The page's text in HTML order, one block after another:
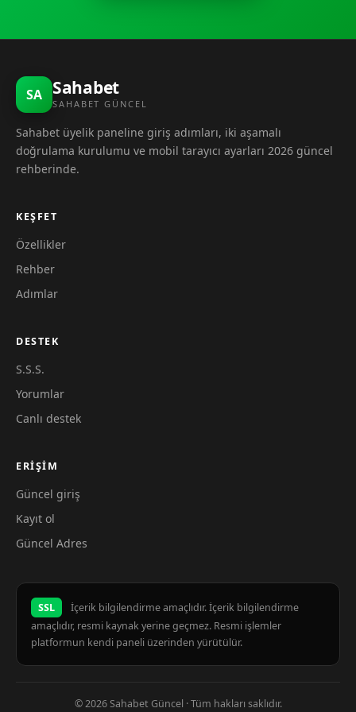
SA Sahabet
SAHABET GÜNCEL
Sahabet üyelik paneline giriş adımları, iki aşamalı
doğrulama kurulumu ve mobil tarayıcı ayarları 2026 güncel
rehberinde.
KEŞFET
Özellikler
Rehber
Adımlar
DESTEK
S.S.S.
Yorumlar
Canlı destek
ERIŞIM
Güncel giriş
Kayıt ol
Güncel Adres
SSL
İçerik bilgilendirme amaçlıdır. İçerik bilgilendirme
amaçlıdır, resmi kaynak yerine geçmez. Resmi işlemler
platformun kendi paneli üzerinden yürütülür.
© 2026 Sahabet Güncel · Tüm hakları saklıdır.